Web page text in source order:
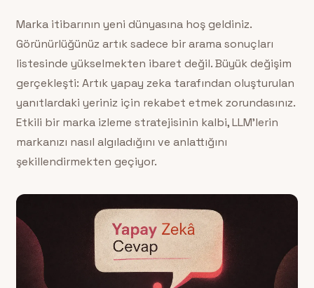
Marka itibarının yeni dünyasına hoş geldiniz.
Görünürlüğünüz artık sadece bir arama sonuçları
listesinde yükselmekten ibaret değil. Büyük değişim
gerçekleşti: Artık yapay zeka tarafından oluşturulan
yanıtlardaki yeriniz için rekabet etmek zorundasınız.
Etkili bir marka izleme stratejisinin kalbi, LLM’lerin
markanızı nasıl algıladığını ve anlattığını
şekillendirmekten geçiyor.